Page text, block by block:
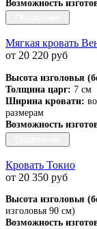
Возможность
Мягкая кровать
от 20 220 руб
Высота изголовья
Толщина царг: 7 см
Ширина кровати:
размерам
Возможность
Кровать Токио
от 20 350 руб
Высота изголовья
изголовья 90 см)
Возможность